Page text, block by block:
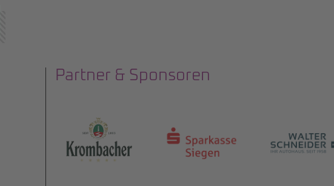
Partner & Sponsoren